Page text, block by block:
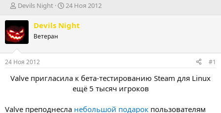
А
т
о
р
т
м
ы
Devils Night
Д
т
а
а
л
24 Ноя 2012
Devils Night
Ветеран
24 Ноя 2012 #1
Valve пригласила к бета-тестированию Steam для Linux
ещё 5 тысяч игроков
Valve преподнесла небольшой подарок пользователям